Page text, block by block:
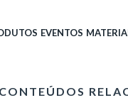
EVENTOS
CONTEÚDOS